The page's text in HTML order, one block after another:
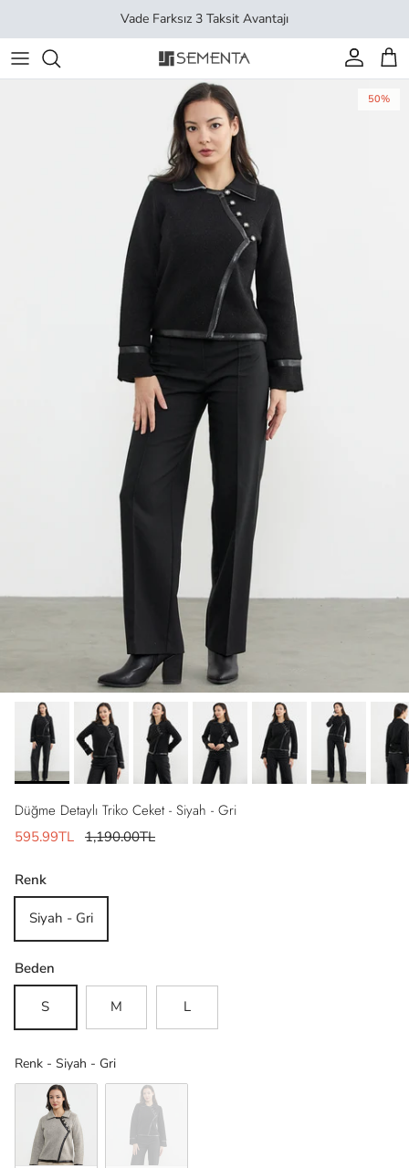
Vade Farksız 3 Taksit Avantajı
Hesap
50%
Düğme Detaylı Triko Ceket - Siyah - Gri
595.99TL 1,190.00TL
Renk
Siyah - Gri
Beden
S M L
Renk - Siyah - GriRenk